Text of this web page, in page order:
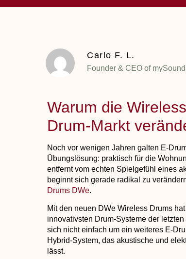
Carlo F. L.
Founder & CEO of
Warum die
Drum-Markt
Noch vor wenigen Jahren galten E-
Übungslösung: praktisch für die
entfernt vom echten Spielgefühl eines
beginnt sich gerade radikal zu
Drums DWe.
Mit den neuen DWe Wireless Drums hat
innovativsten Drum-Systeme der
sich nicht einfach um ein weiteres E-
Hybrid-System, das akustische und
lässt.